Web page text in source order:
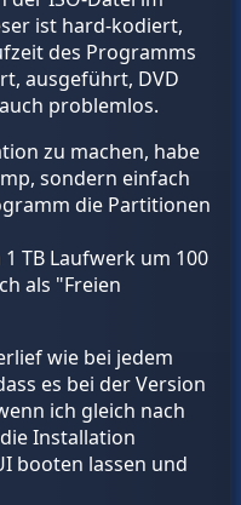
ist hard-kodiert,
des Programms
ausgeführt, DVD
problemlos.
zu machen, habe
sondern einfach
die Partitionen
TB Laufwerk um 100
als "Freien
wie bei jedem
es bei der Version
ich gleich nach
Installation
booten lassen und